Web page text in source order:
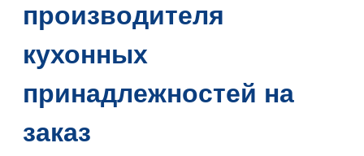
производителя
кухонных
принадлежностей на
заказ